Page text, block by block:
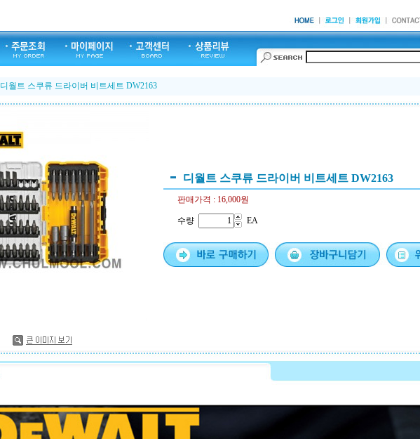
디월트 스쿠류 드라이버 비트세트 DW2163
디월트 스쿠류 드라이버 비트세트 DW2163
판매가격 : 16,000원
수량 EA